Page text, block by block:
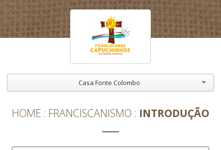
Casa Fonte Colombo
HOME FRANCISCANISMO INTRODUÇÃO